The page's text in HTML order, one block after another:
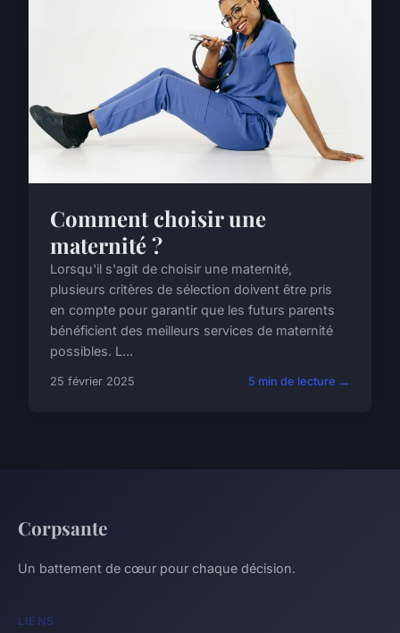
Comment choisir une
maternité ?
Lorsqu'il s'agit de choisir une maternité,
plusieurs critères de sélection doivent être pris
en compte pour garantir que les futurs parents
bénéficient des meilleurs services de maternité
possibles. L...
25 février 2025 5 min de lecture →
Corpsante
Un battement de cœur pour chaque décision.
LIENS